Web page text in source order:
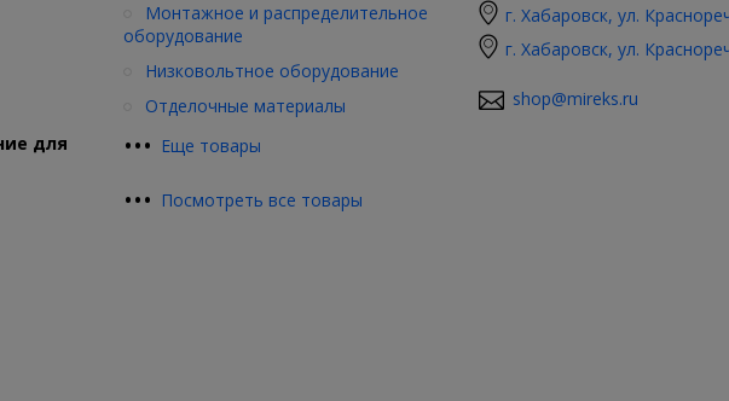
для
••• Еще товары
Монтажное и распределительное
оборудование
Низковольтное оборудование
Отделочные материалы
••• Посмотреть все товары
г. Хабаровск, ул.
г. Хабаровск, ул.
shop@mireks.ru